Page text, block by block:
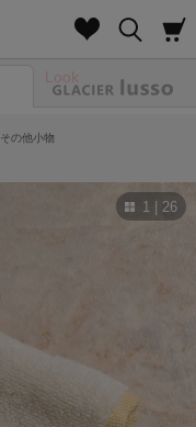
Look
その他小物
1 | 26